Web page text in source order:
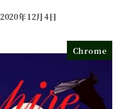
2020年12月4日
Chrome